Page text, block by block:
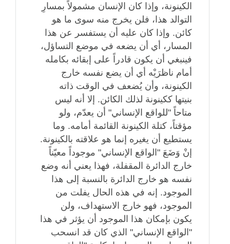
الكينونة، وإذا كان الإنسان مشمولاً بمسارِ
التوالد هذا، فلن يخرج منه سوى ما هو
كائن. وإذا كان عليه أن يستفسر عن هذا
المسار، أي أن يضعه في موضع التساؤل،
فينبغي أن يكون قادراً على إبقائه بكامله
أمام ناظرَيْه أي أن يضع نفسه خارج
الكينونة، وأن يُضعف في الوقت ذاته
بنيتها ككينونة لذلك الكائن. إلا أنه ليس
متاحاً "للواقع الإنساني" أن يعدّم، ولو
مؤقتاً، كتلة الكينونة القائمة أمامه. وما
يستطيع أن يغيره إنما هو علاقته بالكينونة.
إنْ وَضَعَ "الواقع الإنساني" موجوداً معيّناً
خارج الدائرة المقفلة، فهذا يعني أنه وضع
نفسه هو خارج الدائرة بالنسبة إلى هذا
الموجود. إنه في هذه الحال يفلت من
الموجود، فهو خارج الاستهداف، ولن
يكون بإمكان هذا الموجود أن يؤثر في هذا
"الواقع الإنساني" الذي كان قد انسحب